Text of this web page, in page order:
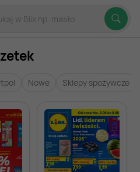
Nowe Sklepy spożywcze